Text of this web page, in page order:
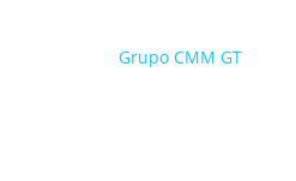
Grupo CMM GT